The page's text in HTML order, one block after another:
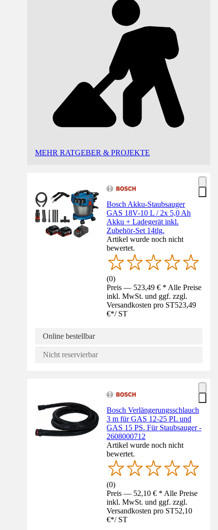
MEHR RATGEBER & PROJEKTE
Bosch Akku-Staubsauger
GAS 18V-10 L / 2x 5,0 Ah
Akku + Ladegerät inkl.
Zubehör-Set 14tlg.
Artikel wurde noch nicht
bewertet.
(0)
Preis — 523,49 € * Alle Preise
inkl. MwSt. und ggf. zzgl.
Versandkosten pro ST523,49
€*/ ST
Online bestellbar
Nicht reservierbar
Bosch Verlängerungsschlauch
3 m für GAS 12-25 PL und
GAS 15 PS. Für Staubsauger -
2608000712
Artikel wurde noch nicht
bewertet.
(0)
Preis — 52,10 € * Alle Preise
inkl. MwSt. und ggf. zzgl.
Versandkosten pro ST52,10
€*/ ST